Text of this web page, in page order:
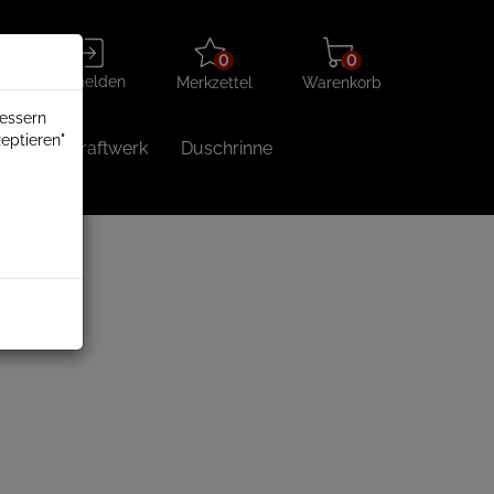
Anmelden
Anmelden
Merkzettel
aufklappen
0
Merkzettel
Warenkorb
aufklappen
0
Warenkorb
Balkonkraftwerk Duschrinne